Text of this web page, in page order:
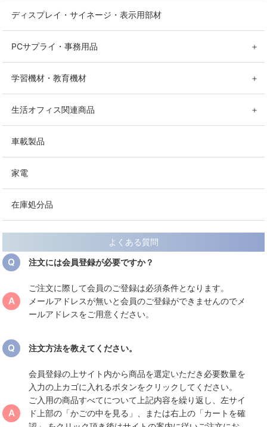
ディスプレイ・サイネージ・表示用部材
PCサプライ・事務用品 ＋
学習機材・教育機材 ＋
生活オフィス関連商品 ＋
車載製品
家電
在庫処分品
よくある質問
注文には会員登録が必要ですか？
ご注文に際して会員のご登録は必須条件となります。
メールアドレスが無いと会員のご登録ができませんのでメ
ールアドレスをご用意ください。
注文方法を教えてください。
会員登録の上サイト内から商品を選定いただき必要数量を
入力の上カゴに入れるボタンをクリックしてください。
ご入用の商品すべてについて上記内容を繰り返し、左サイ
ド上部の「かごの中を見る」、または右上の「カートを確